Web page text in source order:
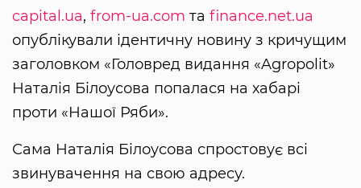
capital.ua, from-ua.com та finance.net.ua
опублікували ідентичну новину з кричущим
заголовком «Головред видання «Agropolit»
Наталія Білоусова попалася на хабарі
проти «Нашої Ряби».
Сама Наталія Білоусова спростовує всі
звинувачення на свою адресу.